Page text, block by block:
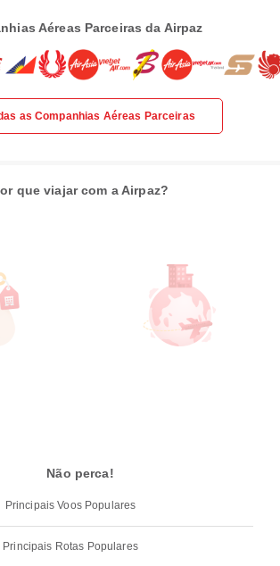
Aéreas Parceiras da Airpaz
as Companhias Aéreas Parceiras
que viajar com a Airpaz?
Não perca!
Principais Voos Populares
Principais Rotas Populares